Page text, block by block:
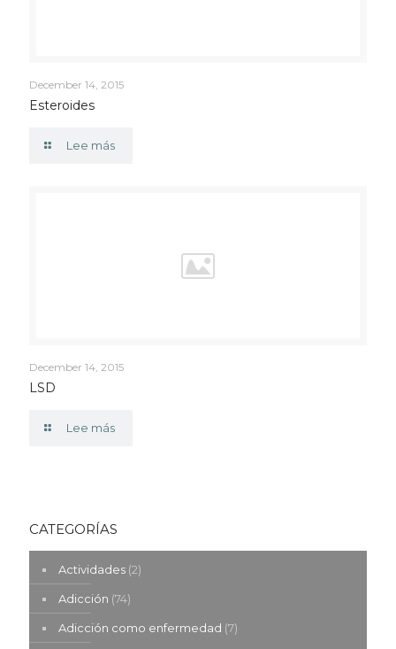
December 14, 2015
Esteroides
Lee más
December 14, 2015
LSD
Lee más
CATEGORÍAS
Actividades (2)
Adicción (74)
Adicción como enfermedad (7)